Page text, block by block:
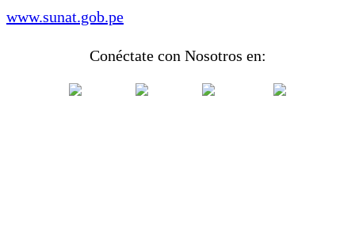
www.sunat.gob.pe
Conéctate con Nosotros en: